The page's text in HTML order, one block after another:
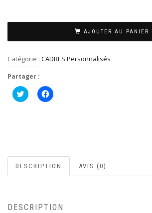
AJOUTER AU PANIER
Catégorie : CADRES Personnalisés
Partager :
Cliquez
pour
Cliquez
pour
DESCRIPTION AVIS (0)
DESCRIPTION